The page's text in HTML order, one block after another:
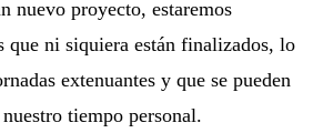
nuevo proyecto, estaremos
que ni siquiera están finalizados, lo
extenuantes y que se pueden
tiempo personal.